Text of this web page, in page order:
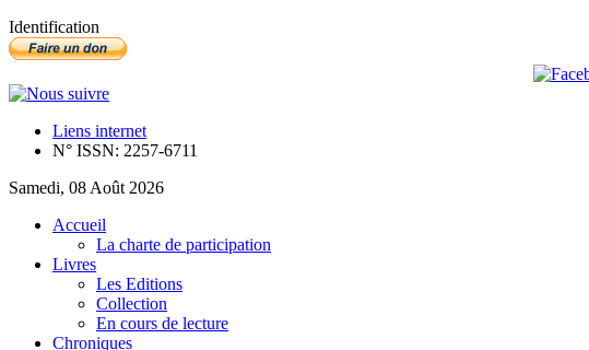
Identification
Liens internet
N° ISSN: 2257-6711
Samedi, 08 Août 2026
Accueil
La charte de participation
Livres
Les Editions
Collection
En cours de lecture
Chroniques